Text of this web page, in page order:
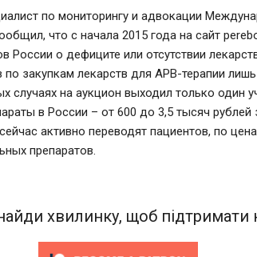
по мониторингу и адвокации
что с начала 2015 года на сайт
России о дефиците или отсутствии
закупкам лекарств для АРВ-терапии
случаях на аукцион выходил только один
в России – от 600 до 3,5 тысяч рублей
активно переводят пациентов, по
препаратов.
хвилинку, щоб підтримати